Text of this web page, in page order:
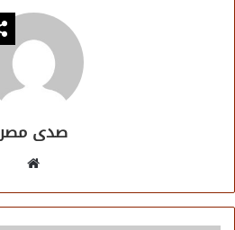
صدى مصر